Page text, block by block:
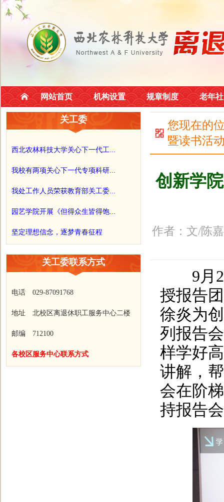
网站首页 机构设置 规章制度 老年
关工委
西北农林科技大学关心下一代工...
我校有两项关心下一代专项科研...
我处工作人员荣获教育部关工委...
园艺学院开展《但得众生皆得饱...
坚定理想信念，逐梦青春征程
关工委联系方式
电话 029-87091768
地址 北校区离退休职工服务中心二楼
邮编 712100
各校区服务中心联系方式
您现在的
暨读书活
创新学
作者：文/陈
9月24
授报告
徐炎为
列报告
样学好
讲解，
会在阶
持报告